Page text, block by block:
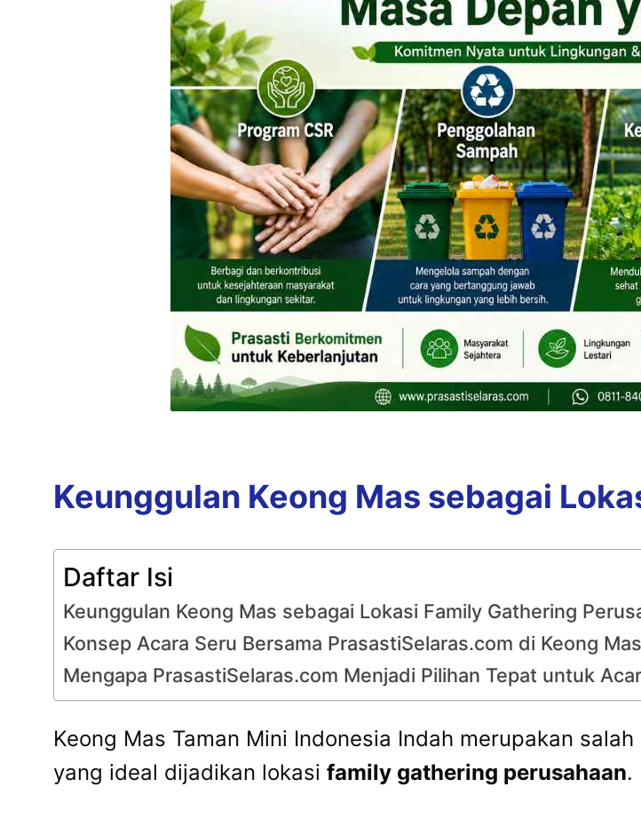
Keunggulan Keong Mas sebagai
Daftar Isi
Keunggulan Keong Mas sebagai Lokasi Family Gathering
Konsep Acara Seru Bersama PrasastiSelaras.com di Keong Mas
Mengapa PrasastiSelaras.com Menjadi Pilihan Tepat untuk
Keong Mas Taman Mini Indonesia Indah merupakan
yang ideal dijadikan lokasi family gathering perusahaan.